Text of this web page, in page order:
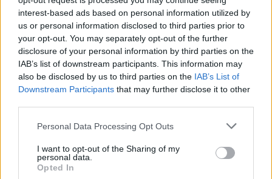
interest-based ads based on personal information utilized by
us or personal information disclosed to third parties prior to
your opt-out. You may separately opt-out of the further
disclosure of your personal information by third parties on the
IAB’s list of downstream participants. This information may
also be disclosed by us to third parties on the IAB’s List of
Downstream Participants that may further disclose it to other
Personal Data Processing Opt Outs
I want to opt-out of the Sharing of my
personal data.
Opted In
наеме
09.08.2026 / 18:00